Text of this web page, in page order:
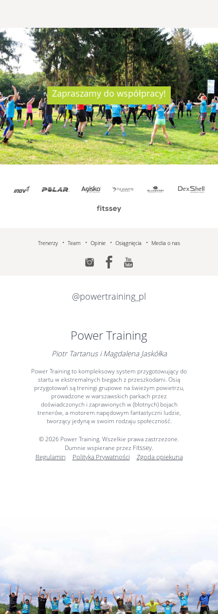
Zapraszamy do współpracy!
Trenerzy Team Opinie Osiągnięcia Media o nas
@powertraining_pl
Power Training
Piotr Tartanus i Magdalena Jaskółka
Power Training to kompleksowy system przygotowujący do
startu w ekstremalnych biegach z przeszkodami. Osią
przygotowań są treningi grupowe na świeżym powietrzu,
prowadzone w warszawskich parkach przez
doświadczonych i zaprawionych w (błotnych) bojach
trenerów, a motorem napędowym fantastyczni ludzie,
tworzący jedyną w swoim rodzaju społeczność.
© 2026 Power Training. Wszelkie prawa zastrzeżone.
Dumnie wspierane przez Fitssey.
Regulamin Polityka Prywatności Zgoda opiekuna